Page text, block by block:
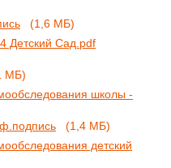
(1,6 МБ)
Детский Сад.pdf
МБ)
школы -
(1,4 МБ)
детский